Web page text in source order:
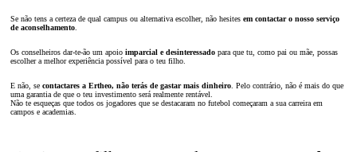
Se não tens a certeza de qual campus ou alternativa escolher, não hesites em contactar o nosso serviço
de aconselhamento
Os conselheiros dar-te-ão um apoio imparcial e desinteressado para que tu, como pai ou mãe, possas
escolher a melhor experiência possível para o teu filho.
E não, se contactares a Ertheo, não terás de gastar mais dinheiro . Pelo contrário, não é mais do que
uma garantia de que o teu investimento será realmente rentável.
Não te esqueças que todos os jogadores que se destacaram no futebol começaram a sua carreira em
campos e academias.